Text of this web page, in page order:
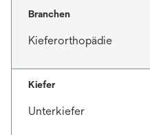
Branchen
Kieferorthopädie
Kiefer
Unterkiefer